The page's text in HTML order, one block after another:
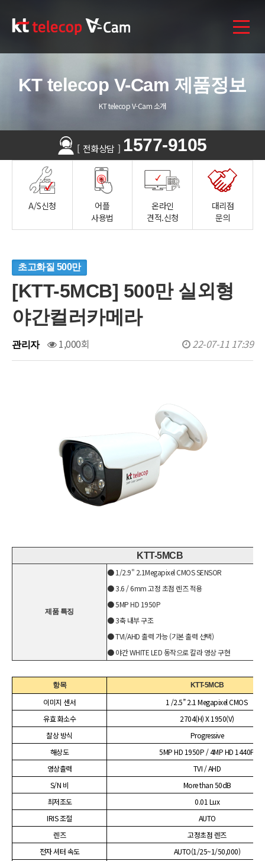
KT telecop V-Cam 제품정보
KT telecop V-Cam 소개
[ 전화상담 ] 1577-9105
A/S신청
어플
사용법
온라인
견적.신청
대리점
문의
초고화질 500만
[KTT-5MCB] 500만 실외형
야간컬러카메라
관리자 1,000회 22-07-11 17:39
KTT-5MCB
제품 특징
● 1/2.9" 2.1Megapixel CMOS SENSOR
● 3.6 / 6mm 고정 초점 렌즈 적용
● 5MP HD 1950P
● 3축 내부 구조
● TVI/AHD 출력 가능 (기본 출력 선택)
● 야간 WHITE LED 동작으로 칼라 영상 구현
항목 KTT-5MCB
이미지 센서
1 /2.5’’ 2.1 Megapixel CMOS
유효 화소수
2704(H) X 1950(V)
찰상 방식
Progressive
해상도
5MP HD 1950P / 4MP HD 1440P
영상출력
TVI / AHD
S/N 비
More than 50dB
최저조도
0.01 Lux
IRIS 조절
AUTO
렌즈
고정초점 렌즈
전자 셔터 속도
AUTO(1/25~1/50,000)